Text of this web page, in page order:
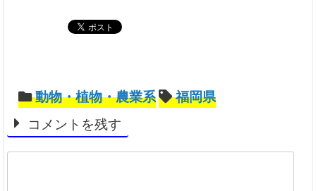
動物・植物・農業系
福岡県
コメントを残す